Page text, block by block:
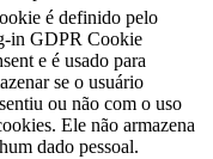
é definido pelo
in GDPR Cookie
e é usado para
se o usuário
ou não com o uso
Ele não armazena
dado pessoal.